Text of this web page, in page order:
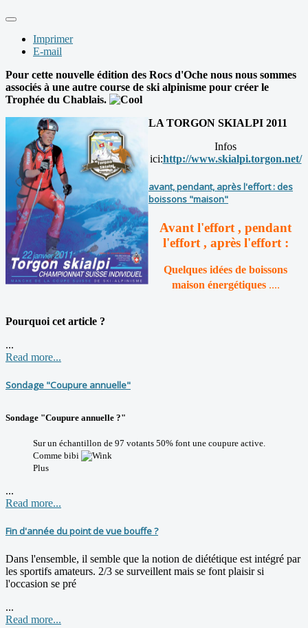
Imprimer
E-mail
Pour cette nouvelle édition des Rocs d'Oche nous nous sommes
associés à une autre course de ski alpinisme pour créer le
Trophée du Chablais.
LA TORGON SKIALPI 2011
Infos
ici:http://www.skialpi.torgon.net/
avant, pendant, après l'effort : des
boissons "maison"
Avant l'effort , pendant
l'effort , après l'effort :
Quelques idées de boissons
maison énergétiques ....
Pourquoi cet article ?
...
Read more...
Sondage "Coupure annuelle"
Sondage "Coupure annuelle ?"
Sur un échantillon de 97 votants 50% font une coupure active.
Comme bibi
Plus
...
Read more...
Fin d'année du point de vue bouffe ?
Dans l'ensemble, il semble que la notion de diététique est intégré par
les sportifs amateurs. 2/3 se surveillent mais se font plaisir si
l'occasion se pré
...
Read more...